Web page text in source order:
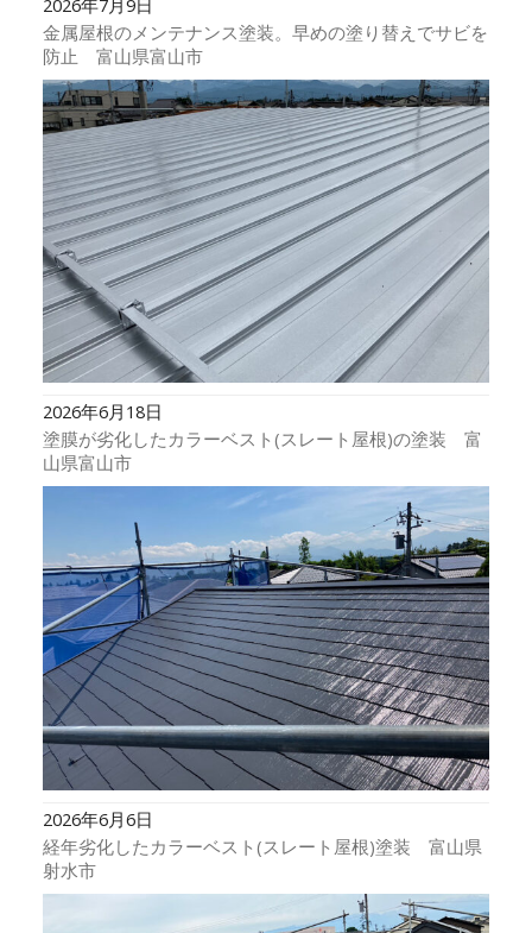
金属屋根のメンテナンス塗装。早めの塗り替えでサビを
防止 富山県富山市
2026年6月18日
塗膜が劣化したカラーベスト(スレート屋根)の塗装 富
山県富山市
2026年6月6日
経年劣化したカラーベスト(スレート屋根)塗装 富山県
射水市